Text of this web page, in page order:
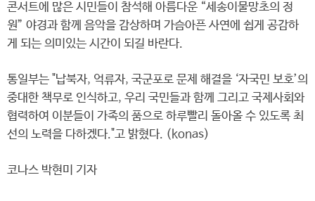
콘서트에 많은 시민들이 참석해 아름다운 “세송이물망초의 정
원” 야경과 함께 음악을 감상하며 가슴아픈 사연에 쉽게 공감하
게 되는 의미있는 시간이 되길 바란다.
통일부는 "납북자, 억류자, 국군포로 문제 해결을 ‘자국민 보호’의
중대한 책무로 인식하고, 우리 국민들과 함께 그리고 국제사회와
협력하여 이분들이 가족의 품으로 하루빨리 돌아올 수 있도록 최
선의 노력을 다하겠다."고 밝혔다. (konas)
코나스 박현미 기자